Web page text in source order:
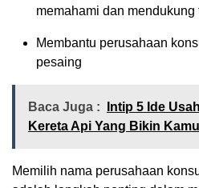
memahami dan mendukung
Membantu perusahaan
pesaing
Baca Juga :
Intip 5 Ide
Kereta Api Yang Bikin
Memilih nama perusahaan